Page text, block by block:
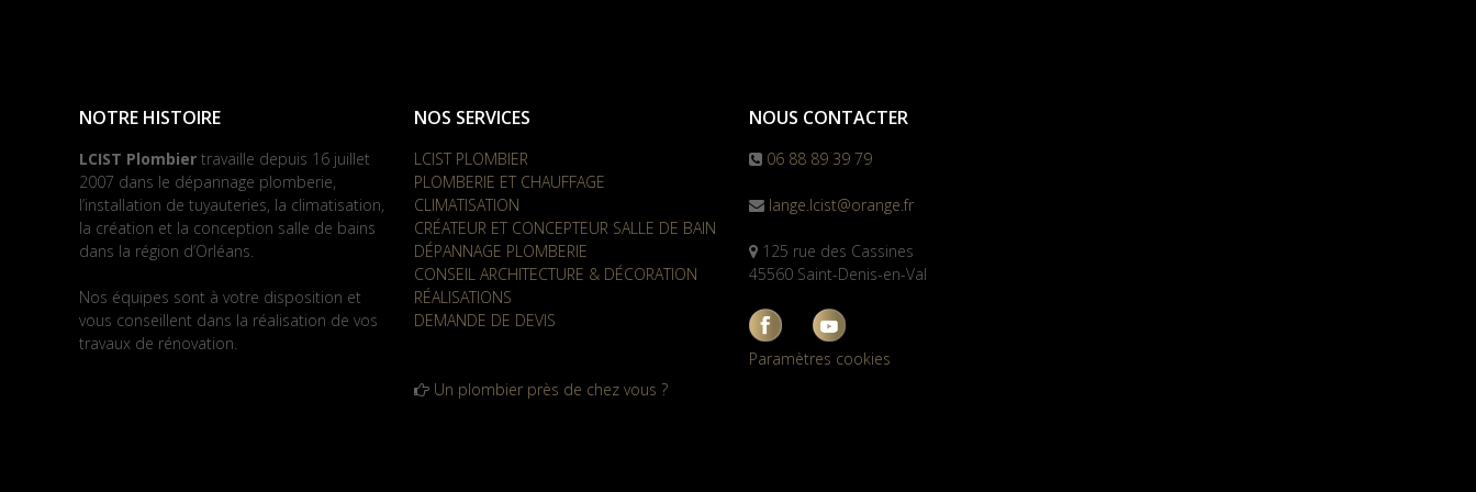
NOTRE HISTOIRE
LCIST Plombier travaille depuis 16 juillet
2007 dans le dépannage plomberie,
l’installation de tuyauteries, la climatisation,
la création et la conception salle de bains
dans la région d’Orléans.
Nos équipes sont à votre disposition et
vous conseillent dans la réalisation de vos
travaux de rénovation.
NOS SERVICES
LCIST PLOMBIER
PLOMBERIE ET CHAUFFAGE
CLIMATISATION
CRÉATEUR ET CONCEPTEUR SALLE DE BAIN
DÉPANNAGE PLOMBERIE
CONSEIL ARCHITECTURE & DÉCORATION
RÉALISATIONS
DEMANDE DE DEVIS
Un plombier près de chez vous ?
NOUS CONTACTER
06 88 89 39 79
lange.lcist@orange.fr
125 rue des Cassines
45560 Saint-Denis-en-Val
Paramètres cookies